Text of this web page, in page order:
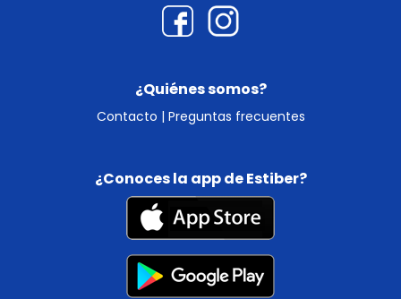
¿Quiénes somos?
Contacto | Preguntas frecuentes
¿Conoces la app de Estiber?